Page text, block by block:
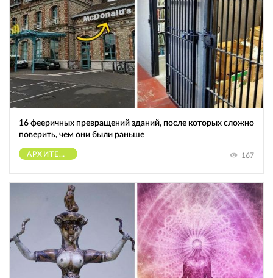
16 фееричных превращений зданий, после которых сложно
поверить, чем они были раньше
АРХИТЕКТУРА 167